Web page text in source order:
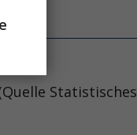
Statistisches